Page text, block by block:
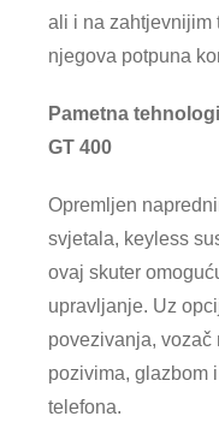
ali i na zahtjevnijim
njegova potpuna
Pametna
GT 400
Opremljen
svjetala, keyless
ovaj skuter
upravljanje. Uz
povezivanja, vozač
pozivima, glazbom
telefona.